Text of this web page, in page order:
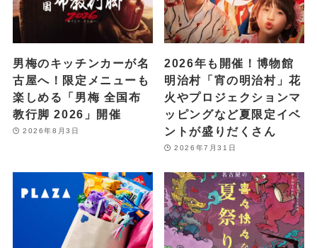
男梅のキッチンカーが名
古屋へ！限定メニューも
楽しめる「男梅 全国布
教行脚 2026」開催
2026年8月3日
2026年も開催！博物館
明治村「宵の明治村」花
火やプロジェクションマ
ッピングなど夏限定イベ
ントが盛りだくさん
2026年7月31日